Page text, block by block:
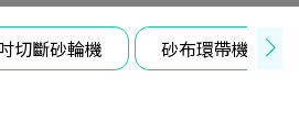
切斷砂輪機 砂布環帶機 (志